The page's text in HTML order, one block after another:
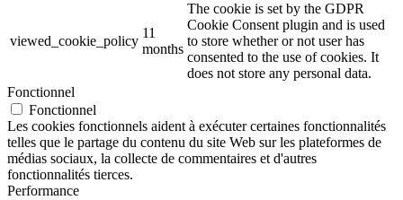
viewed_cookie_policy
11
months
The cookie is set by the GDPR
Cookie Consent plugin and is used
to store whether or not user has
consented to the use of cookies. It
does not store any personal data.
Fonctionnel
Fonctionnel
Les cookies fonctionnels aident à exécuter certaines fonctionnalités
telles que le partage du contenu du site Web sur les plateformes de
médias sociaux, la collecte de commentaires et d'autres
fonctionnalités tierces.
Performance